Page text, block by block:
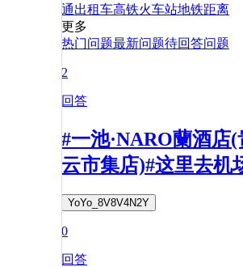
通出租车高铁火车站地铁距离
更多
热门问题最新问题待回答问题
2
回答
#一池·NARO蘭酒店
云市集店)#这里去机
YoYo_8V8V4N2Y
0
回答